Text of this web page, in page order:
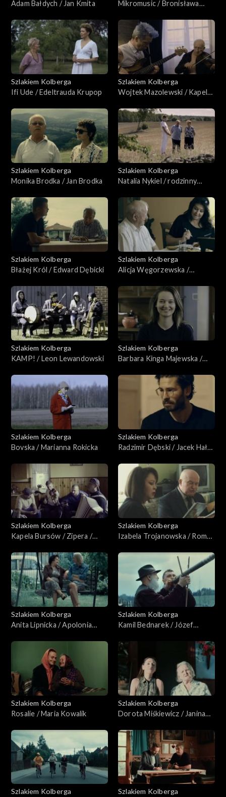
Adam Bałdych / Jan Kmita
Mikromusic / Bronisława
Szlakiem Kolberga
Ifi Ude / Edeltrauda Krupop
Szlakiem Kolberga
Wojtek Mazolewski / Kapela
Szlakiem Kolberga
Monika Brodka / Jan Brodka
Szlakiem Kolberga
Natalia Nykiel / rodzinny
Szlakiem Kolberga
Błażej Król / Edward Dębicki
Szlakiem Kolberga
Alicja Węgorzewska /
Szlakiem Kolberga
KAMP! / Leon Lewandowski
Szlakiem Kolberga
Barbara Kinga Majewska /
Szlakiem Kolberga
Bovska / Marianna Rokicka
Szlakiem Kolberga
Radzimir Dębski / Jacek Hałas
Szlakiem Kolberga
Kapela Bursów / Zipera /
Szlakiem Kolberga
Izabela Trojanowska / Roman
Szlakiem Kolberga
Anita Lipnicka / Apolonia
Szlakiem Kolberga
Kamil Bednarek / Józef
Szlakiem Kolberga
Rosalie / Maria Kowalik
Szlakiem Kolberga
Dorota Miśkiewicz / Janina
Szlakiem Kolberga
Szlakiem Kolberga